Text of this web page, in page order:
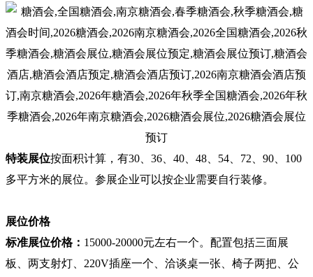
特装展位按面积计算，有30、36、40、48、54 72 、90 、100
多平方米的展位。 参展企业可以按企业需要自行装修。
展位价格
标准展位价格： 15000-20000元左右一个。配置包括三面展
板、两支射灯、220V插座一个、洽谈桌一张、椅子两把、公